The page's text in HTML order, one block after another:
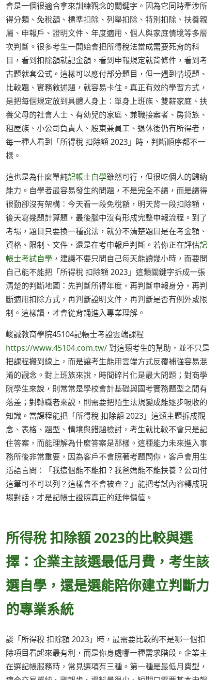
會是一個很適合拿來訓練觀念的關鍵字。因為它同時牽涉所
得分類、免稅額、標準扣除、列舉扣除、特別扣除、扶養親
屬、申報戶、證明文件、年度適用、個人與家庭情境等多層
次判斷。很多考生一開始會把所得稅法當成需要死背的科
目，看到扣除額就記金額，看到申報規定就背條件，看到考
古題就套公式。這樣可以應付部分題目，但一遇到情境題、
比較題、實務敘述題，就容易卡住。真正有效的學習方式，
是把每個規定放到具體人身上：單身上班族、雙薪家庭、扶
養父母的社會人士、有幼兒的家庭、兼職接案者、房貸族、
租屋族、小公司負責人、股東兼員工、退休後仍有所得者，
每一種人看到「所得稅 扣除額 2023」時，判斷順序都不一
樣。
這也是為什麼單純記帳士自學雖然可行，但很吃個人的歸納
能力。自學者最容易發生的問題，不是完全不讀，而是讀得
很勤卻沒有架構：今天看一段免稅額，明天背一段扣除額，
後天寫幾題計算題，最後腦中沒有形成完整申報流程。到了
考場，題目只要換一種說法，就分不清楚題目是在考金額、
資格、限制、文件，還是在考申報戶判斷。若你正在評估記
帳士考試自學 ，建議不要只問自己每天能讀幾小時，而要問
自己能不能把「所得稅 扣除額 2023」這類關鍵字拆成一張
清楚的判斷地圖：先判斷所得年度，再判斷申報身分，再判
斷適用扣除方式，再判斷證明文件，再判斷是否有例外或限
制。這樣讀，才會從背誦進入專業理解。
峻誠教育學院45104記帳士考證雲端課程
https://www.45104.com.tw/對這類考生的幫助，並不只是
把課程搬到線上，而是讓考生能用雲端方式反覆補強容易混
淆的觀念。對上班族來說，時間碎片化是最大問題；對商學
院學生來說，則常常是學校會計基礎與國考實務題型之間有
落差；對轉職者來說，則需要把陌生法規變成能逐步吸收的
知識。當課程能把「所得稅 扣除額 2023」這類主題拆成觀
念、表格、題型、情境與錯題檢討，考生就比較不會只是記
住答案，而能理解為什麼答案是那樣。這種能力未來進入事
務所後非常重要，因為客戶不會照著考題問你，客戶會用生
活語言問：「我這個能不能扣？我爸媽能不能扶養？公司付
這筆可不可以列？這樣會不會被查？」能把考試內容轉成現
場對話，才是記帳士證照真正的延伸價值。
所得稅 扣除額 2023的比較與選
擇：企業主該選最低月費，考生該
選自學，還是選能陪你建立判斷力
的專業系統
談「所得稅 扣除額 2023」時，最需要比較的不是哪一個扣
除項目看起來最有利，而是你身處哪一種需求階段。企業主
在選記帳服務時，常見選項有三種。第一種是最低月費型，